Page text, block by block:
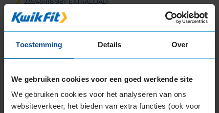
Toestemming Details Over
We gebruiken cookies voor een goed werkende site
We gebruiken cookies voor het analyseren van ons
websiteverkeer, het bieden van extra functies (ook voor
235/45R18 98Y EXTRALOAD
235/45R18 98Y EXTRALOAD
235/55R18 104V EXTRALOAD
235/60R18 107W EXTRALOAD
245/40R18 93Y